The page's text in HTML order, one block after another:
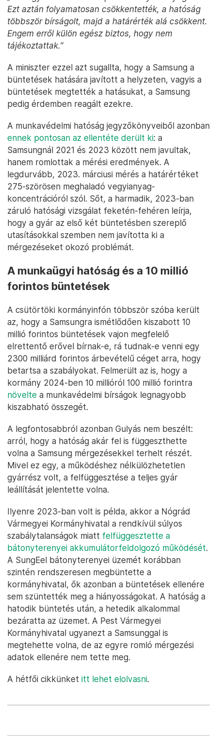
Ezt aztán folyamatosan csökkentették, a hatóság
többször bírságolt, majd a határérték alá csökkent.
Engem erről külön egész biztos, hogy nem
tájékoztattak.”
A miniszter ezzel azt sugallta, hogy a Samsung a
büntetések hatására javított a helyzeten, vagyis a
büntetések megtették a hatásukat, a Samsung
pedig érdemben reagált ezekre.
A munkavédelmi hatóság jegyzőkönyveiből azonban
ennek pontosan az ellentéte derült ki: a
Samsungnál 2021 és 2023 között nem javultak,
hanem romlottak a mérési eredmények. A
legdurvább, 2023. márciusi mérés a határértéket
275-szörösen meghaladó vegyianyag-
koncentrációról szól. Sőt, a harmadik, 2023-ban
záruló hatósági vizsgálat feketén-fehéren leírja,
hogy a gyár az első két büntetésben szereplő
utasításokkal szemben nem javította ki a
mérgezéseket okozó problémát.
A munkaügyi hatóság és a 10 millió
forintos büntetések
A csütörtöki kormányinfón többször szóba került
az, hogy a Samsungra ismétlődően kiszabott 10
millió forintos büntetések vajon megfelelő
elrettentő erővel bírnak-e, rá tudnak-e venni egy
2300 milliárd forintos árbevételű céget arra, hogy
betartsa a szabályokat. Felmerült az is, hogy a
kormány 2024-ben 10 millióról 100 millió forintra
növelte a munkavédelmi bírságok legnagyobb
kiszabható összegét.
A legfontosabbról azonban Gulyás nem beszélt:
arról, hogy a hatóság akár fel is függeszthette
volna a Samsung mérgezésekkel terhelt részét.
Mivel ez egy, a működéshez nélkülözhetetlen
gyárrész volt, a felfüggesztése a teljes gyár
leállítását jelentette volna.
Ilyenre 2023-ban volt is példa, akkor a Nógrád
Vármegyei Kormányhivatal a rendkívül súlyos
szabálytalanságok miatt felfüggesztette a
bátonyterenyei akkumulátorfeldolgozó működését.
A SungEel bátonyterenyei üzemét korábban
szintén rendszeresen megbüntette a
kormányhivatal, ők azonban a büntetések ellenére
sem szüntették meg a hiányosságokat. A hatóság a
hatodik büntetés után, a hetedik alkalommal
bezáratta az üzemet. A Pest Vármegyei
Kormányhivatal ugyanezt a Samsunggal is
megtehette volna, de az egyre romló mérgezési
adatok ellenére nem tette meg.
A hétfői cikkünket itt lehet elolvasni.